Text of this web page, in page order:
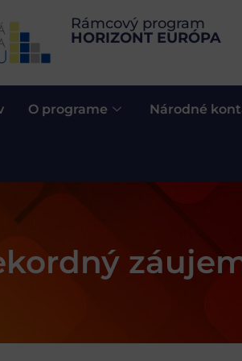
Rámcový program
HORIZONT EURÓPA
O programe Národné